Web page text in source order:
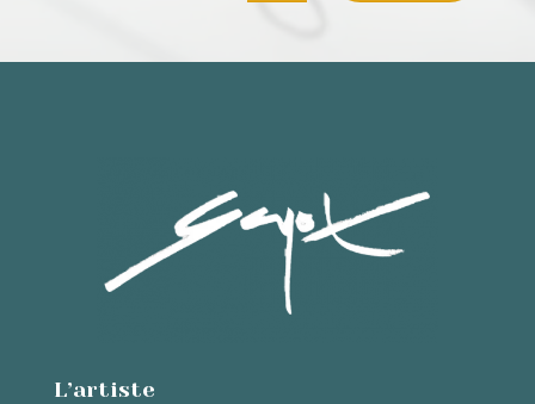
L’artiste